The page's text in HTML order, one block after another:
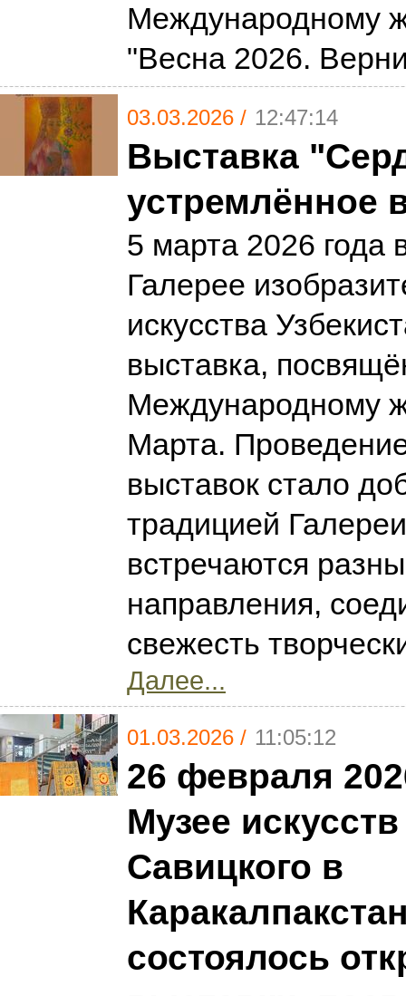
Международному
"Весна 2026.
03.03.2026 / 12:47:14
Выставка
устремлённое
5 марта 2026 года
Галерее
искусства
выставка,
Международному
Марта.
выставок стало
традицией
встречаются
направления,
свежесть
Далее...
01.03.2026 / 11:05:12
26 февраля
Музее
Савицкого в
состоялось